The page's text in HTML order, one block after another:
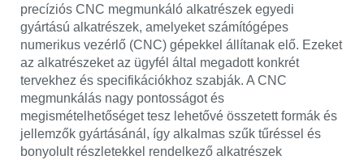
precíziós CNC megmunkáló alkatrészek egyedi
gyártású alkatrészek, amelyeket számítógépes
numerikus vezérlő (CNC) gépekkel állítanak elő. Ezeket
az alkatrészeket az ügyfél által megadott konkrét
tervekhez és specifikációkhoz szabják. A CNC
megmunkálás nagy pontosságot és
megismételhetőséget tesz lehetővé összetett formák és
jellemzők gyártásánál, így alkalmas szűk tűréssel és
bonyolult részletekkel rendelkező alkatrészek